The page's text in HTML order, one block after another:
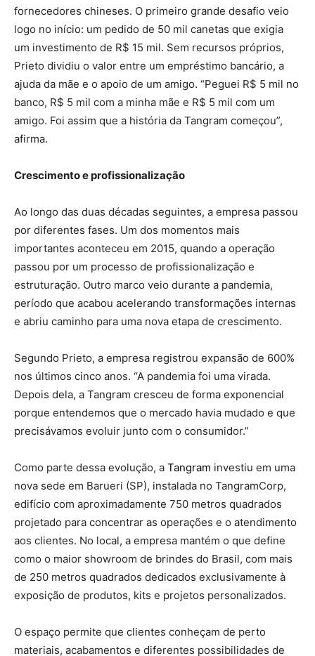
fornecedores chineses. O primeiro grande desafio veio
logo no início: um pedido de 50 mil canetas que exigia
um investimento de R$ 15 mil. Sem recursos próprios,
Prieto dividiu o valor entre um empréstimo bancário, a
ajuda da mãe e o apoio de um amigo. “Peguei R$ 5 mil no
banco, R$ 5 mil com a minha mãe e R$ 5 mil com um
amigo. Foi assim que a história da Tangram começou”,
afirma.
Crescimento e profissionalização
Ao longo das duas décadas seguintes, a empresa passou
por diferentes fases. Um dos momentos mais
importantes aconteceu em 2015, quando a operação
passou por um processo de profissionalização e
estruturação. Outro marco veio durante a pandemia,
período que acabou acelerando transformações internas
e abriu caminho para uma nova etapa de crescimento.
Segundo Prieto, a empresa registrou expansão de 600%
nos últimos cinco anos. “A pandemia foi uma virada.
Depois dela, a Tangram cresceu de forma exponencial
porque entendemos que o mercado havia mudado e que
precisávamos evoluir junto com o consumidor.”
Como parte dessa evolução, a Tangram investiu em uma
nova sede em Barueri (SP), instalada no TangramCorp,
edifício com aproximadamente 750 metros quadrados
projetado para concentrar as operações e o atendimento
aos clientes. No local, a empresa mantém o que define
como o maior showroom de brindes do Brasil, com mais
de 250 metros quadrados dedicados exclusivamente à
exposição de produtos, kits e projetos personalizados.
O espaço permite que clientes conheçam de perto
materiais, acabamentos e diferentes possibilidades de